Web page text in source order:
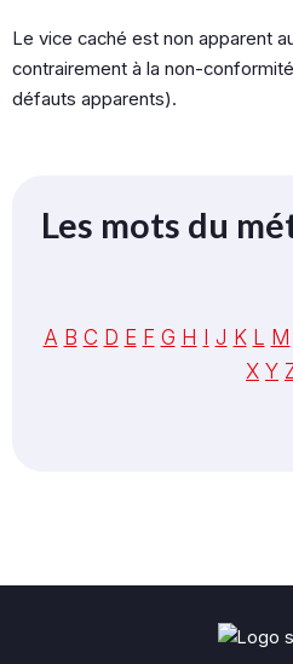
Le vice caché est non apparent
contrairement à la non-
défauts apparents).
Les mots du
A B C D E F G H I J K L M
X Y